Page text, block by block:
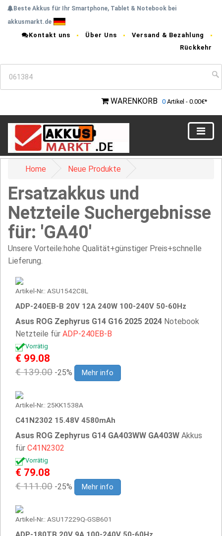
Beste Akkus für Ihr Smartphone, Tablet & Notebook bei
akkusmarkt.de
Kontakt uns Über Uns
Versand & Bezahlung
Rückkehr
WARENKORB 0 Artikel - 0.00€*
Home Neue Produkte
Ersatzakkus und
Netzteile Suchergebnisse
für: 'GA40'
Unsere Vorteile:hohe Qualität+günstiger Preis+schnelle
Lieferung.
Artikel-Nr.: ASU1542C8L
ADP-240EB-B 20V 12A 240W 100-240V 50-60Hz
Asus ROG Zephyrus G14 G16 2025 2024 Notebook
Netzteile für ADP-240EB-B
Vorrätig
€ 99.08
€ 139.00 -25% Mehr info
Artikel-Nr.: 25KK1538A
C41N2302 15.48V 4580mAh
Asus ROG Zephyrus G14 GA403WW GA403W Akkus
für C41N2302
Vorrätig
€ 79.08
€ 111.00 -25% Mehr info
Artikel-Nr.: ASU17229Q-GSB601